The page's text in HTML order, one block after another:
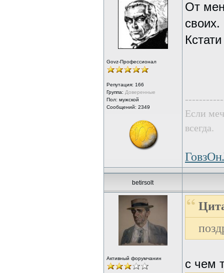
Govz-Профессионал
Репутация: 166
Группа: Доверенные
Пол: мужской
Сообщений: 2349
От
своих.
Если
всегда.
betirsolt
Активный форумчанин
с чем